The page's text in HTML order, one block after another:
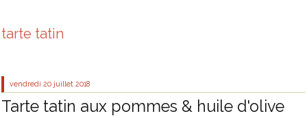
tarte tatin
vendredi 20 juillet 2018
Tarte tatin aux pommes & huile d'olive